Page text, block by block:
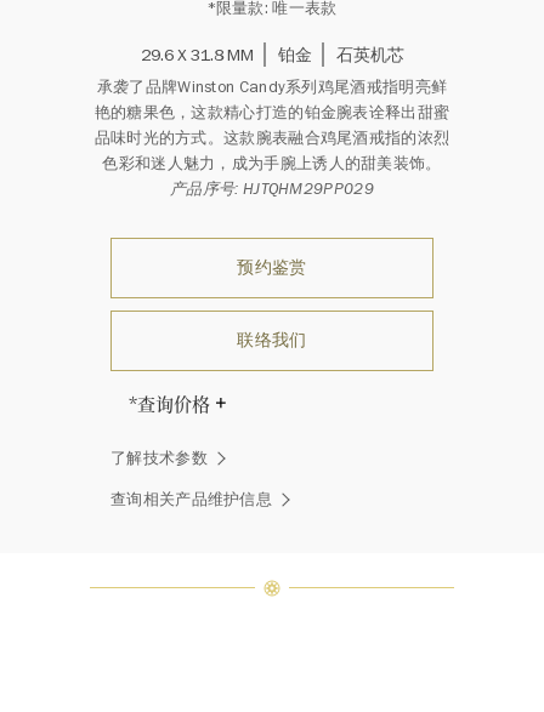
*限量款: 唯一表款
29.6 X 31.8 MM 铂金 石英机芯
承袭了品牌Winston Candy系列鸡尾酒戒指明亮鲜
艳的糖果色，这款精心打造的铂金腕表诠释出甜蜜
品味时光的方式。这款腕表融合鸡尾酒戒指的浓烈
色彩和迷人魅力，成为手腕上诱人的甜美装饰。
产品序号: HJTQHM29PP029
预约鉴赏
联络我们
*查询价格
有两颗相同的钻石。” 海瑞温斯顿的
每一件高级珠宝作品也是如此：每个
宝石皆与众不同而采用独特镶嵌方
了解技术参数
查询相关产品维护信息